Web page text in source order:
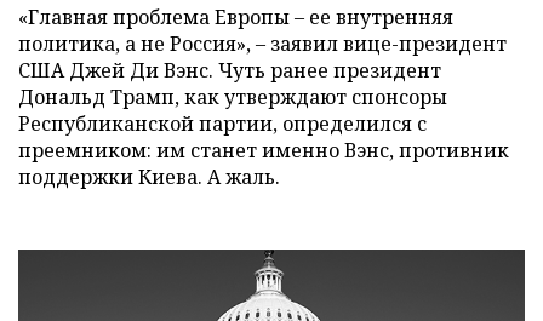
«Главная проблема Европы – ее внутренняя
политика, а не Россия», – заявил вице-президент
США Джей Ди Вэнс. Чуть ранее президент
Дональд Трамп, как утверждают спонсоры
Республиканской партии, определился с
преемником: им станет именно Вэнс, противник
поддержки Киева. А жаль.